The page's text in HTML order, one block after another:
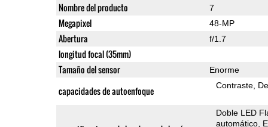
Nombre del producto 7
Megapixel 48-MP
Abertura f/1.7
longitud focal (35mm)
Tamaño del sensor
Enorme
capacidades de autoenfoque Contraste
Doble LED
automático